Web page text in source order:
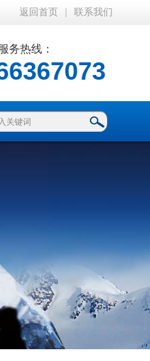
返回首页 联系我们
务热线：